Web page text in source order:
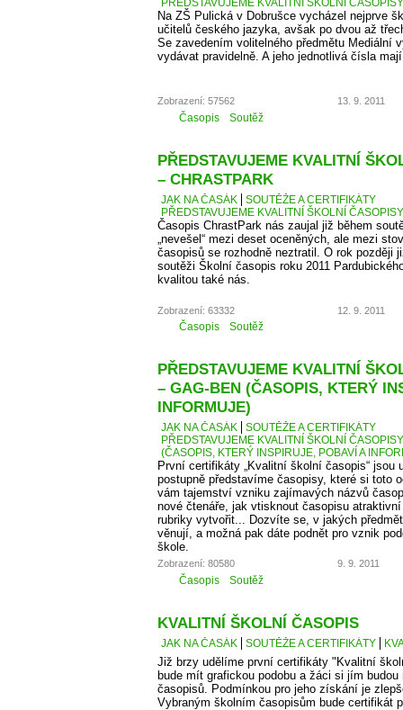
PŘEDSTAVUJEME KVALITNÍ ŠKOLNÍ
Na ZŠ Pulická v Dobrušce vycházel nejprve
učitelů českého jazyka, avšak po dvou až
Se zavedením volitelného předmětu Mediální
vydávat pravidelně. A jeho jednotlivá čísla
Zobrazení: 57562 13. 9. 2011
Časopis Soutěž
PŘEDSTAVUJEME KVALITNÍ
– CHRASTPARK
JAK NA ČASÁK
SOUTĚŽE A CERTIFIKÁTY
PŘEDSTAVUJEME KVALITNÍ ŠKOLNÍ
Časopis ChrastPark nás zaujal již během
„nevešel“ mezi deset oceněných, ale mezi
časopisů se rozhodně neztratil. O rok později
soutěži Školní časopis roku 2011
kvalitou také nás.
Zobrazení: 63332 12. 9. 2011
Časopis Soutěž
PŘEDSTAVUJEME KVALITNÍ
– GAG-BEN (ČASOPIS, KTERÝ
INFORMUJE)
JAK NA ČASÁK
SOUTĚŽE A CERTIFIKÁTY
PŘEDSTAVUJEME KVALITNÍ ŠKOLNÍ
(ČASOPIS, KTERÝ INSPIRUJE, POBAVÍ A
První certifikáty „Kvalitní školní časopis“ jsou
postupně představíme časopisy, které si toto
vám tajemství vzniku zajímavých názvů
nové čtenáře, jak vtisknout časopisu
rubriky vytvořit... Dozvíte se, v jakých
věnují, a možná pak dáte podnět pro vznik
škole.
Zobrazení: 80580 9. 9. 2011
Časopis Soutěž
KVALITNÍ ŠKOLNÍ ČASOPIS
JAK NA ČASÁK SOUTĚŽE A CERTIFIKÁTY
Již brzy udělíme první certifikáty "Kvalitní
bude mít grafickou podobu a žáci si jím
časopisů. Podmínkou pro jeho získání je
Vybraným školním časopisům bude certifikát